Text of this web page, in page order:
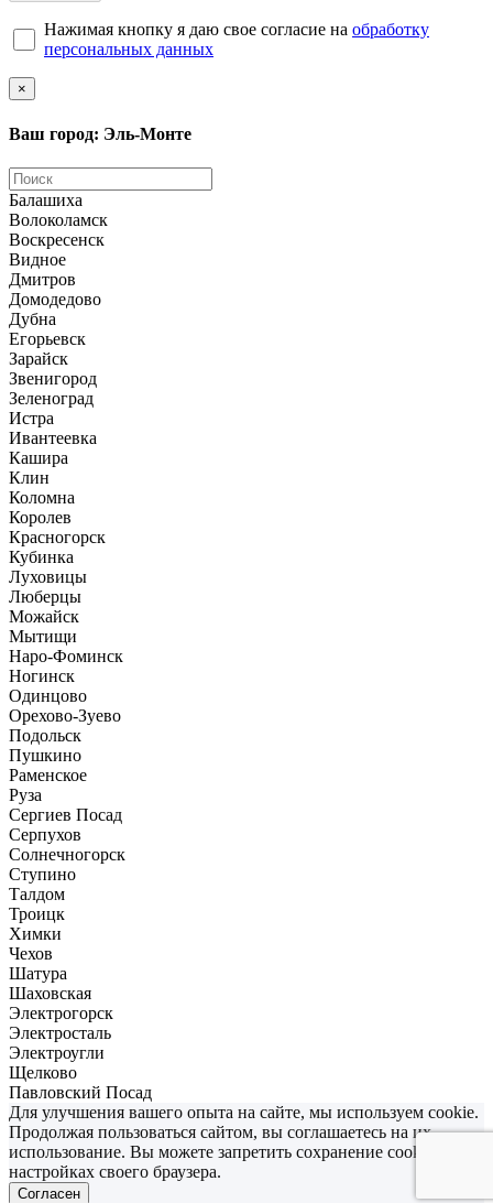
Нажимая кнопку я даю свое согласие на обработку
персональных данных
×
Ваш город: Эль-Монте
Балашиха
Волоколамск
Воскресенск
Видное
Дмитров
Домодедово
Дубна
Егорьевск
Зарайск
Звенигород
Зеленоград
Истра
Ивантеевка
Кашира
Клин
Коломна
Королев
Красногорск
Кубинка
Луховицы
Люберцы
Можайск
Мытищи
Наро-Фоминск
Ногинск
Одинцово
Орехово-Зуево
Подольск
Пушкино
Раменское
Руза
Сергиев Посад
Серпухов
Солнечногорск
Ступино
Талдом
Троицк
Химки
Чехов
Шатура
Шаховская
Электрогорск
Электросталь
Электроугли
Щелково
Павловский Посад
Для улучшения вашего опыта на сайте, мы используем cookie.
Продолжая пользоваться сайтом, вы соглашаетесь на их
использование. Вы можете запретить сохранение cookies в
настройках своего браузера.
Согласен